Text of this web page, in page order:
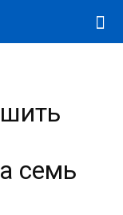
семь